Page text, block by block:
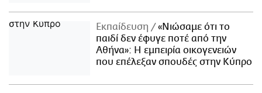
Εκπαίδευση
«Νιώσαμε ότι το
παιδί δεν έφυγε ποτέ από την
Αθήνα»: Η εμπειρία οικογενειών
που επέλεξαν σπουδές στην Κύπρο